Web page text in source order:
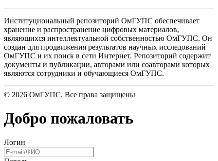
Институциональный репозиторий ОмГУПС обеспечивает
хранение и распространение цифровых материалов,
являющихся интеллектуальной собственностью ОмГУПС. Он
создан для продвижения результатов научных исследований
ОмГУПС и их поиск в сети Интернет. Репозиторий содержит
документы и публикации, авторами или соавторами которых
являются сотрудники и обучающиеся ОмГУПС.
© 2026 ОмГУПС, Все права защищены
Добро пожаловать
Логин